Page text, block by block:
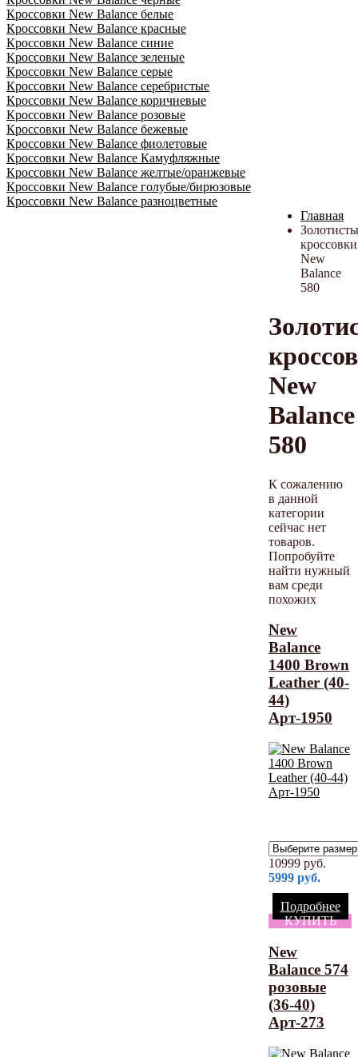
Кроссовки New Balance белые
Кроссовки New Balance красные
Кроссовки New Balance синие
Кроссовки New Balance зеленые
Кроссовки New Balance серые
Кроссовки New Balance серебристые
Кроссовки New Balance коричневые
Кроссовки New Balance розовые
Кроссовки New Balance бежевые
Кроссовки New Balance фиолетовые
Кроссовки New Balance Камуфляжные
Кроссовки New Balance желтые/оранжевые
Кроссовки New Balance голубые/бирюзовые
Кроссовки New Balance разноцветные
Главная
кроссовки
New
Balance
580
New
Balance
580
К сожалению
в данной
категории
сейчас нет
товаров.
Попробуйте
найти нужный
вам среди
похожих
New
Balance
1400 Brown
Leather (40-
44)
Арт-1950
10999 руб.
5999 руб.
Подробнее
КУПИТЬ
New
Balance 574
розовые
(36-40)
Арт-273